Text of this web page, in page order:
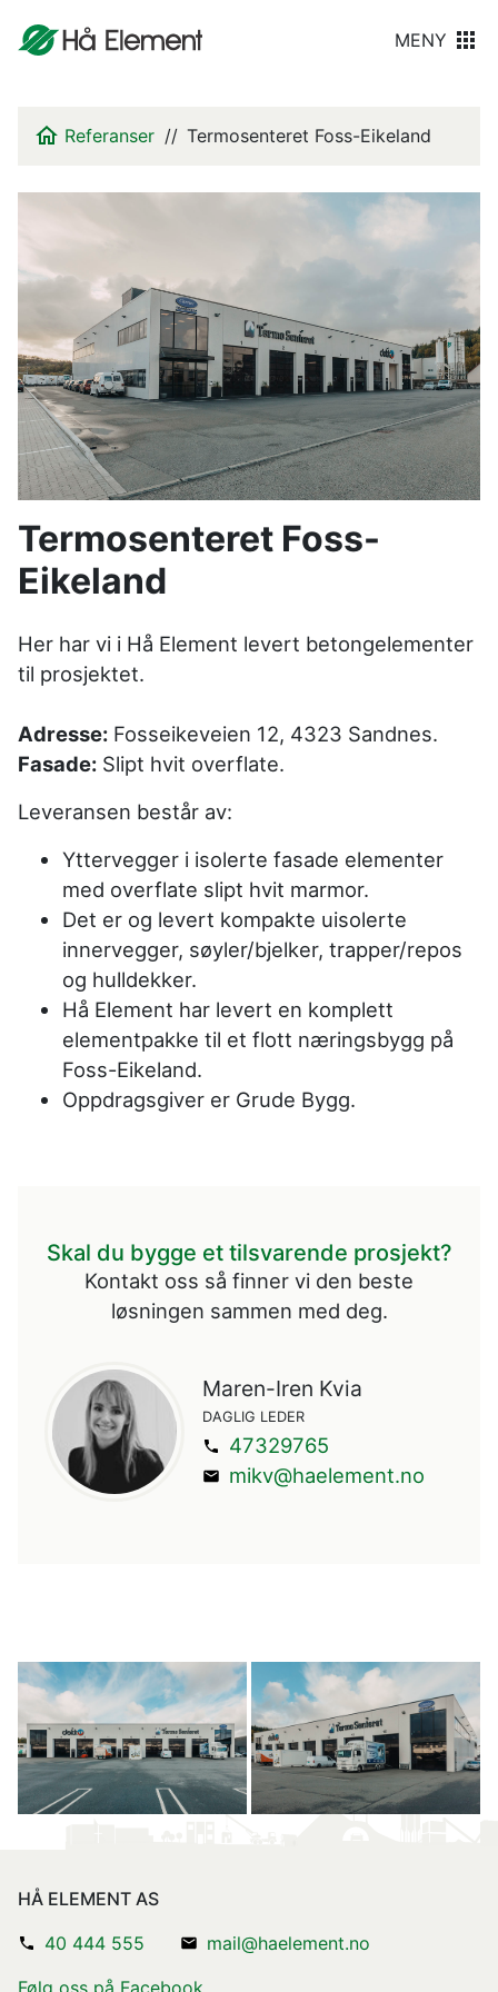
MENY
Referanser Termosenteret Foss-Eikeland
Termosenteret Foss-
Eikeland
Her har vi i Hå Element levert betongelementer
til prosjektet.
Adresse: Fosseikeveien 12, 4323 Sandnes.
Fasade: Slipt hvit overflate.
Leveransen består av:
Yttervegger i isolerte fasade elementer
med overflate slipt hvit marmor.
Det er og levert kompakte uisolerte
innervegger, søyler/bjelker, trapper/repos
og hulldekker.
Hå Element har levert en komplett
elementpakke til et flott næringsbygg på
Foss-Eikeland.
Oppdragsgiver er Grude Bygg.
Skal du bygge et tilsvarende prosjekt?
Kontakt oss så finner vi den beste
løsningen sammen med deg.
Maren-Iren Kvia
DAGLIG LEDER
47329765
mikv@haelement.no
HÅ ELEMENT AS
40 444 555
mail@haelement.no